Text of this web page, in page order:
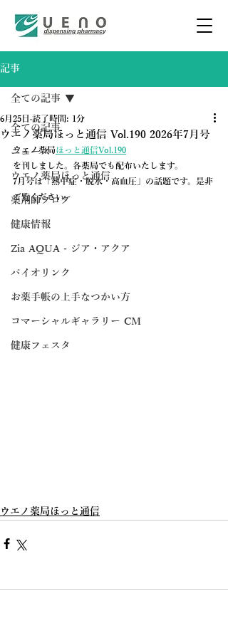
記事
全ての記事
ニュース
ウエノ薬局ほっと通信
薬剤師ブログ
健康情報
Zia AQUA - ジア・アクア
バイオリンク
お薬手帳の上手なつかい方
コマーシャルギャラリー CM
健康フェスタ
全ての記事
ウエノ薬局ほっと通信 Vol.190 2026年7月号
6月25日 読了時間: 1分
ウエノ薬局ほっと通信Vol.190
を刊しました。各薬局でも配布いたします。
7月号は「熱中症・脱水・高血圧」の話題です。是非
ご覧ください。
ウエノ薬局ほっと通信